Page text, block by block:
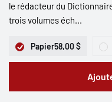
le rédacteur du
trois volumes éch...
Papier58,00 $